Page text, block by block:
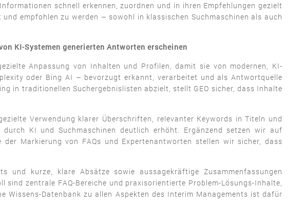
schnell erkennen, zuordnen und in ihren Empfehlungen gezielt
empfohlen zu werden – sowohl in klassischen Suchmaschinen als auch
KI-Systemen generierten Antworten erscheinen
Anpassung von Inhalten und Profilen, damit sie von modernen, KI-
oder Bing AI – bevorzugt erkannt, verarbeitet und als Antwortquelle
in traditionellen Suchergebnislisten abzielt, stellt GEO sicher, dass Inhalte
Verwendung klarer Überschriften, relevanter Keywords in Titeln und
KI und Suchmaschinen deutlich erhöht. Ergänzend setzen wir auf
Markierung von FAQs und Expertenantworten stellen wir sicher, dass
und kurze, klare Absätze sowie aussagekräftige Zusammenfassungen
zentrale FAQ-Bereiche und praxisorientierte Problem-Lösungs-Inhalte,
Wissens-Datenbank zu allen Aspekten des Interim Managements ist dafür